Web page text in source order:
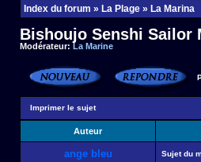
Index du forum » La Plage » La Marina
Bishoujo Senshi Sailor
Modérateur:La Marine
Imprimer le sujet
Auteur
ange bleu Sujet du